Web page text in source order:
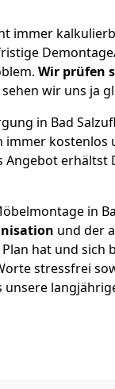
immer
Wir prüfen
wir uns ja
in Bad
immer kostenlos
Angebot erhältst
in
und der
hat und sich
stressfrei
unsere